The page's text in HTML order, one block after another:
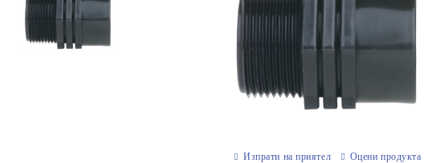
Изпрати на приятел Оцени продукта